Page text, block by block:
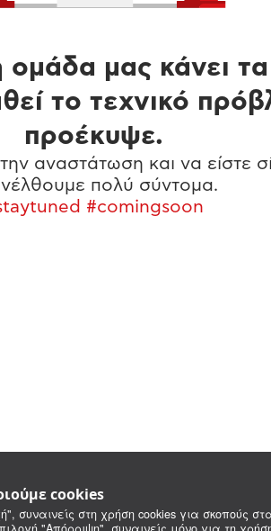
cookies
συναινείς στη χρήση cookies για σκοπούς
ομάδα μας κάνει
το τεχνικό
προέκυψε.
αναστάτωση και να είστε
πολύ σύντομα.
#comingsoon